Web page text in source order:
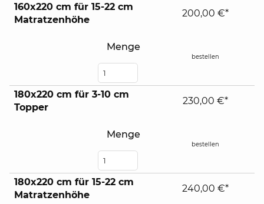
160x220 cm für 15-22 cm
Matratzenhöhe
Menge
200,00 €*
bestellen
180x220 cm für 3-10 cm
Topper
Menge
230,00 €*
bestellen
180x220 cm für 15-22 cm
Matratzenhöhe
240,00 €*